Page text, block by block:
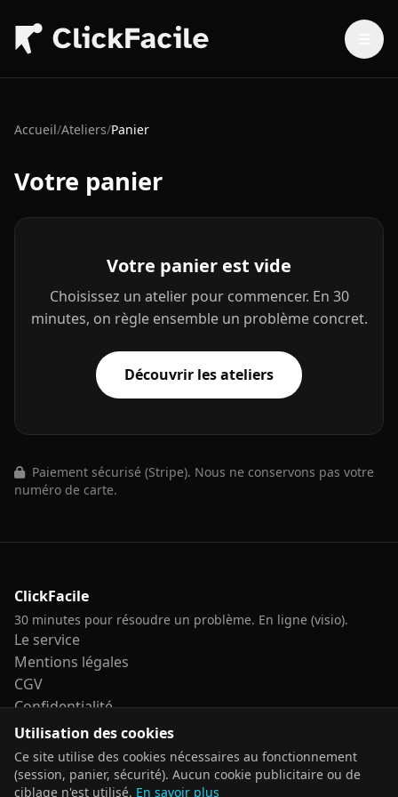
Accueil/Ateliers/Panier
Votre panier
Votre panier est vide
Choisissez un atelier pour commencer. En 30
minutes, on règle ensemble un problème concret.
Découvrir les ateliers
Paiement sécurisé (Stripe). Nous ne conservons pas votre
numéro de carte.
Utilisation des cookies
Ce site utilise des cookies nécessaires au fonctionnement
(session, panier, sécurité). Aucun cookie publicitaire ou de
ciblage n'est utilisé. En savoir plus
ClickFacile
30 minutes pour résoudre un problème. En ligne (visio).
Le service
Mentions légales
CGV
Confidentialité
Accessibilité
Sitemap